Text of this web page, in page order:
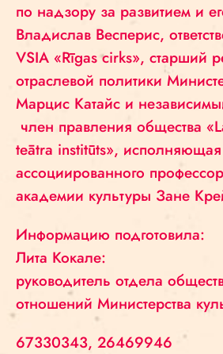
по надзору за развитием и
Владислав Весперис,
VSIA «Rīgas cirks», старший
отраслевой политики
Марцис Катайс и
член правления общества
teātra institūts», исполняющая
ассоциированного
академии культуры Зане
Информацию подготовила:
Лита Кокале:
руководитель отдела
отношений Министерства
67330343, 26469946